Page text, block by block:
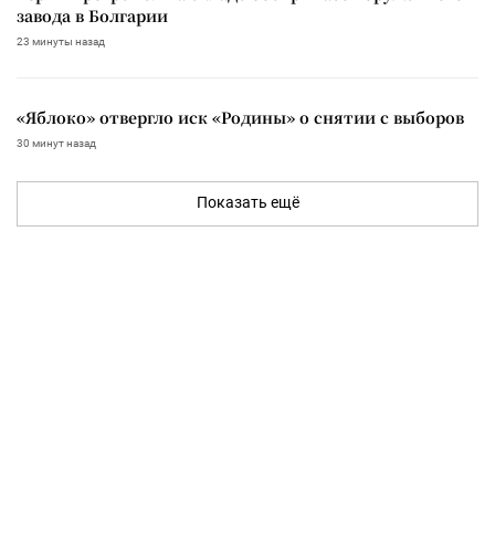
завода в Болгарии
23 минуты назад
«Яблоко» отвергло иск «Родины» о снятии с выборов
30 минут назад
Показать ещё